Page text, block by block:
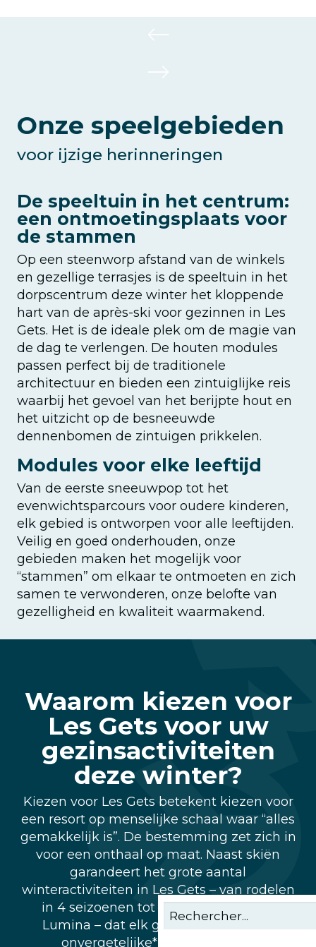
Onze speelgebieden
voor ijzige herinneringen
De speeltuin in het centrum:
een ontmoetingsplaats voor
de stammen
Op een steenworp afstand van de winkels
en gezellige terrasjes is de speeltuin in het
dorpscentrum deze winter het kloppende
hart van de après-ski voor gezinnen in Les
Gets. Het is de ideale plek om de magie van
de dag te verlengen. De houten modules
passen perfect bij de traditionele
architectuur en bieden een zintuiglijke reis
waarbij het gevoel van het berijpte hout en
het uitzicht op de besneeuwde
dennenbomen de zintuigen prikkelen.
Modules voor elke leeftijd
Van de eerste sneeuwpop tot het
evenwichtsparcours voor oudere kinderen,
elk gebied is ontworpen voor alle leeftijden.
Veilig en goed onderhouden, onze
gebieden maken het mogelijk voor
“stammen” om elkaar te ontmoeten en zich
samen te verwonderen, onze belofte van
gezelligheid en kwaliteit waarmakend.
Waarom kiezen voor
Les Gets voor uw
gezinsactiviteiten
deze winter?
Kiezen voor Les Gets betekent kiezen voor
een resort op menselijke schaal waar “alles
gemakkelijk is”. De bestemming zet zich in
voor een onthaal op maat. Naast skiën
garandeert het grote aantal
winteractiviteiten in Les Gets – van rodelen
in 4 seizoenen tot de magie van Alta
Lumina – dat elk gezinslid zijn eigen
onvergetelijke* moment vindt.